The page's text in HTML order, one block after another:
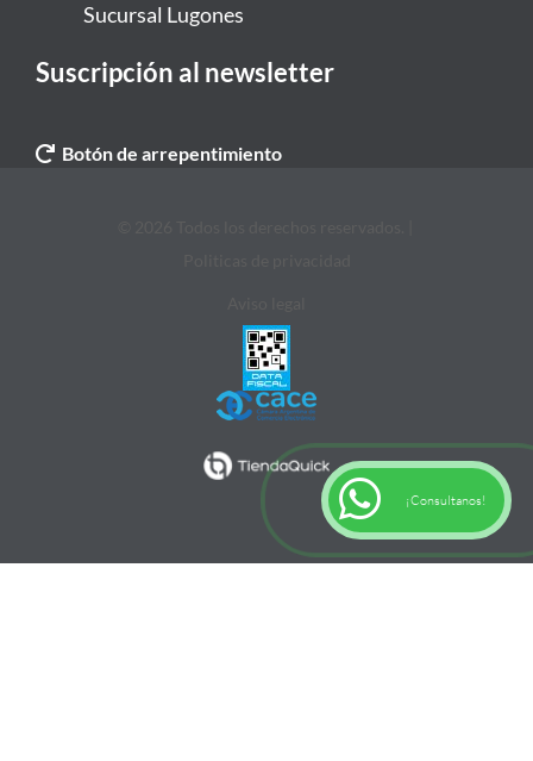
Sucursal Lugones
Suscripción al newsletter
Botón de arrepentimiento
¡Consultanos!